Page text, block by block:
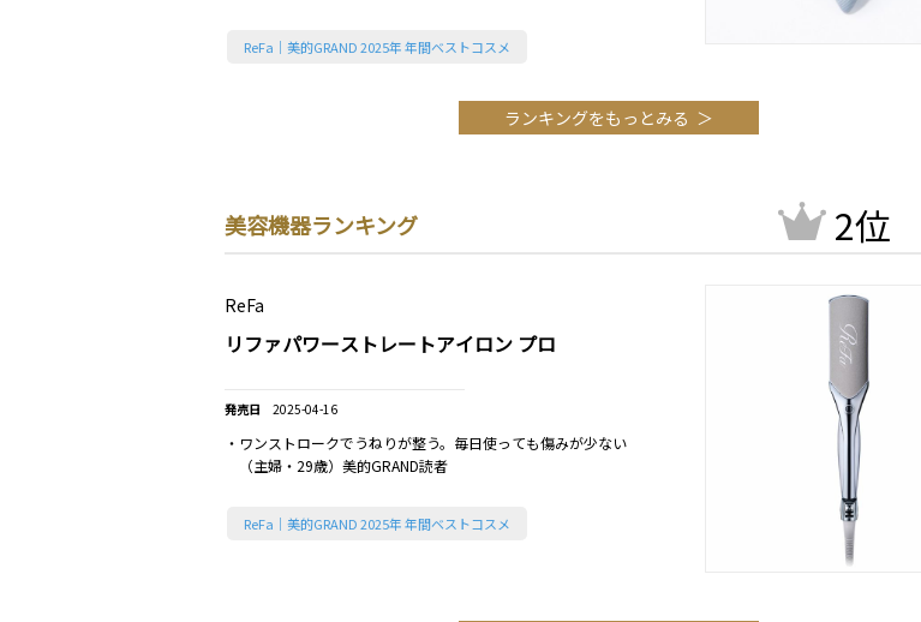
ReFa｜美的GRAND 2025年 年間ベストコスメ
ランキングをもっとみる
美容機器ランキング 2位
ReFa
リファパワーストレートアイロン プロ
2025-04-16
・ワンストロークでうねりが整う。毎日使っても傷みが少ない
（主婦・29歳）美的GRAND読者
ReFa｜美的GRAND 2025年 年間ベストコスメ